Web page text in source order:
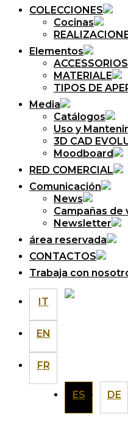
COLECCIONES
Cocinas
Elementos
ACCESSORIOS
MATERIALE
TIPOS DE
Media
Catálogos
Uso y
3D CAD
Moodboard
RED COMERCIAL
Comunicación
News
Campañas de
Newsletter
área reservada
CONTACTOS
Trabaja con
IT
EN
FR
ES DE